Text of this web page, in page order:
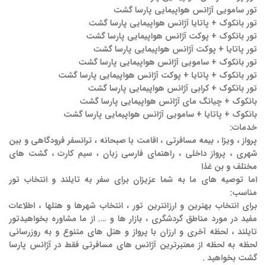
تور سامویی آژانس هواپیمایی پارسا گشت
تور بانکوک + پاتایا آژانس هواپیمایی پارسا گشت
تور بانکوک + پوکت آژانس هواپیمایی پارسا گشت
تور پاتایا + پوکت آژانس هواپیمایی پارسا گشت
تور بانکوک + سامویی آژانس هواپیمایی پارسا گشت
تور بانکوک + پاتایا + پوکت آژانس هواپیمایی پارسا گشت
تور بانکوک + کرابی آژانس هواپیمایی پارسا گشت
بانکوک + چیانگ مای آژانس هواپیمایی پارسا گشت
بانکوک + پاتایا + سامویی آژانس هواپیمایی پارسا گشت
خدمات:
پرواز ، ویزا ، بیمه مسافرتی ، اقامت با صبحانه ، ترانسفر فرودگاهی و بین
شهری ، پرواز داخلی ، راهنمای فارسی زبان ، سیم کارت ، گشت های
مختلف و بن غذا
اما توصیه های ما به شما عزیزان برای سفر به تایلند و انتخاب تور
مناسب:
برای انتخاب بهترین و ارزانترین تور ، انتخاب شهرها و هتلها ، اطلاعات
مفید در مورد مناطق گردشگری ، بازار ها و …. از ما مشاوره بخواهیدتور
تایلند ، لحظه آخری و ارزان با پرواز و هتل های متنوع و به روزرسانی
لحظه به لحظه از معتبرترین آژانس های مسافرتی فقط در آژانس پارسا
گشت بخواهید .